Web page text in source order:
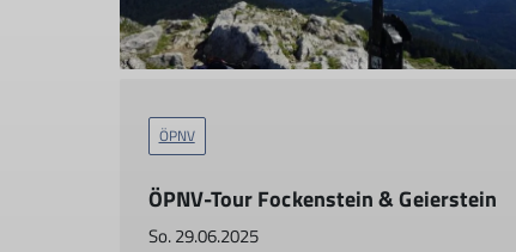
ÖPNV
ÖPNV-Tour Fockenstein & Geierstein
So. 29.06.2025